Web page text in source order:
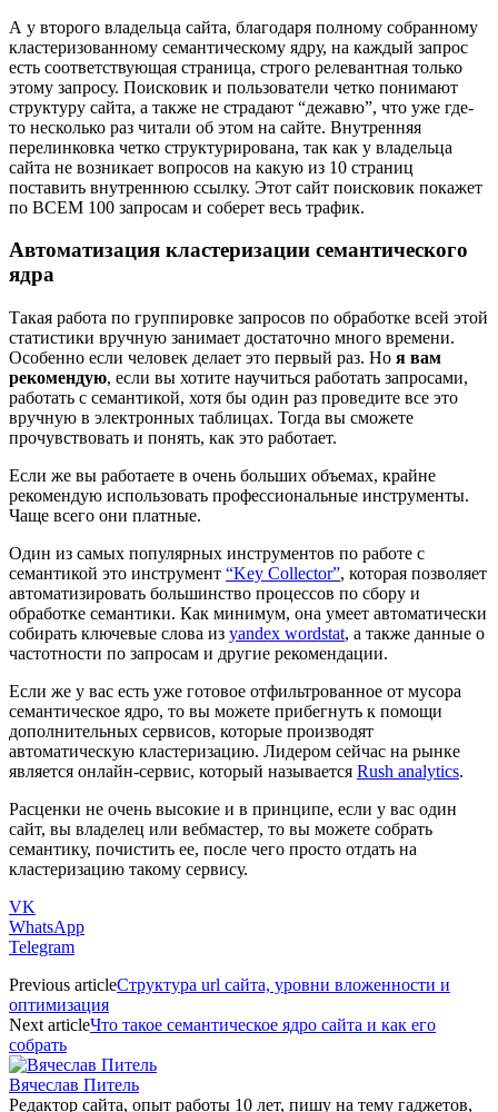
А у второго владельца сайта, благодаря полному собранному
кластеризованному семантическому ядру, на каждый запрос
есть соответствующая страница, строго релевантная только
этому запросу. Поисковик и пользователи четко понимают
структуру сайта, а также не страдают “дежавю”, что уже где-
то несколько раз читали об этом на сайте. Внутренняя
перелинковка четко структурирована, так как у владельца
сайта не возникает вопросов на какую из 10 страниц
поставить внутреннюю ссылку. Этот сайт поисковик покажет
по ВСЕМ 100 запросам и соберет весь трафик.
Автоматизация кластеризации семантического
ядра
Такая работа по группировке запросов по обработке всей этой
статистики вручную занимает достаточно много времени.
Особенно если человек делает это первый раз. Но я вам
рекомендую, если вы хотите научиться работать запросами,
работать с семантикой, хотя бы один раз проведите все это
вручную в электронных таблицах. Тогда вы сможете
прочувствовать и понять, как это работает.
Если же вы работаете в очень больших объемах, крайне
рекомендую использовать профессиональные инструменты.
Чаще всего они платные.
Один из самых популярных инструментов по работе с
семантикой это инструмент “Key Collector”, которая позволяет
автоматизировать большинство процессов по сбору и
обработке семантики. Как минимум, она умеет автоматически
собирать ключевые слова из yandex wordstat, а также данные о
частотности по запросам и другие рекомендации.
Если же у вас есть уже готовое отфильтрованное от мусора
семантическое ядро, то вы можете прибегнуть к помощи
дополнительных сервисов, которые производят
автоматическую кластеризацию. Лидером сейчас на рынке
является онлайн-сервис, который называется Rush analytics.
Расценки не очень высокие и в принципе, если у вас один
сайт, вы владелец или вебмастер, то вы можете собрать
семантику, почистить ее, после чего просто отдать на
кластеризацию такому сервису.
VK
WhatsApp
Telegram
Previous articleСтруктура url сайта, уровни вложенности и
оптимизация
Next articleЧто такое семантическое ядро сайта и как его
собрать
Вячеслав Питель
Редактор сайта, опыт работы 10 лет, пишу на тему гаджетов,